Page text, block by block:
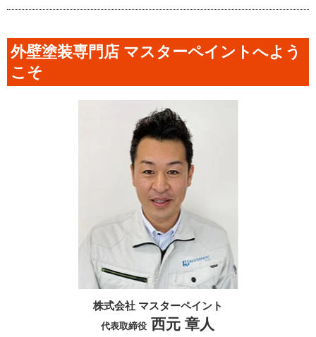
外壁塗装専門店 マスターペイントへよう
こそ
株式会社 マスターペイント
代表取締役 西元 章人